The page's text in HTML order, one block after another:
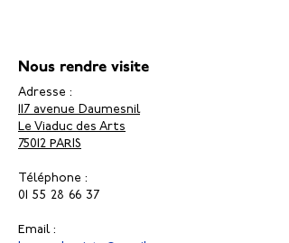
Nous rendre visite
Adresse :
117 avenue Daumesnil
Le Viaduc des Arts
75012 PARIS
Téléphone :
01 55 28 66 37
Email :